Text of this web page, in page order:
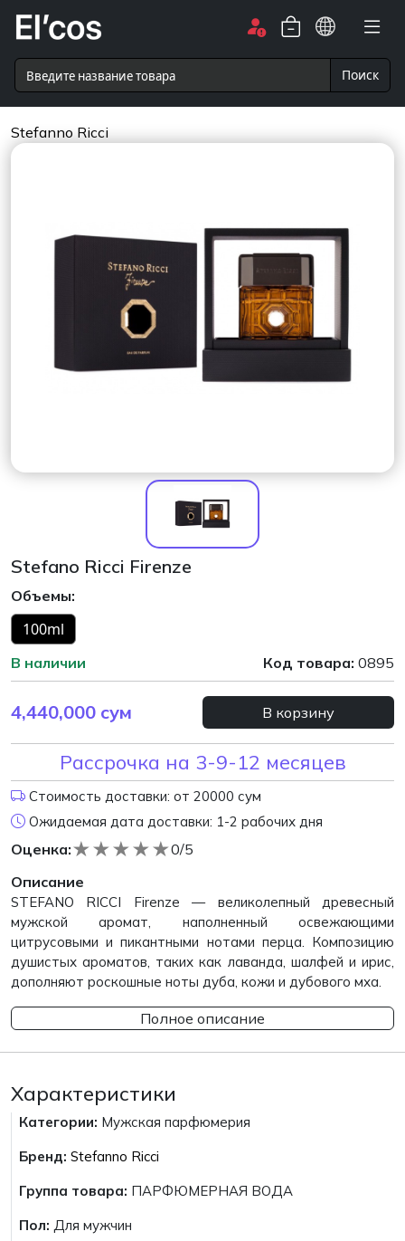
Поиск
Stefanno Ricci
Stefano Ricci Firenze
Объемы:
100ml
В наличии Код товара: 0895
4,440,000 сум В корзину
Рассрочка на 3-9-12 месяцев
Стоимость доставки: от 20000 сум
Ожидаемая дата доставки: 1-2 рабочих дня
Оценка: ★
★
★
★
★
0/5
Описание
STEFANO RICCI Firenze — великолепный древесный
мужской аромат, наполненный освежающими
цитрусовыми и пикантными нотами перца. Композицию
душистых ароматов, таких как лаванда, шалфей и ирис,
дополняют роскошные ноты дуба, кожи и дубового мха.
Полное описание
Характеристики
Категории: Мужская парфюмерия
Бренд: Stefanno Ricci
Группа товара: ПАРФЮМЕРНАЯ ВОДА
Пол: Для мужчин